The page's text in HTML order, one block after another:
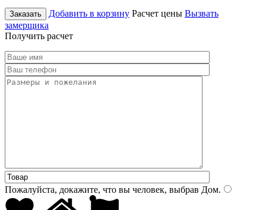
Заказать Добавить в корзину Расчет цены Вызвать
замерщика
Получить расчет
Пожалуйста, докажите, что вы человек, выбрав Дом.